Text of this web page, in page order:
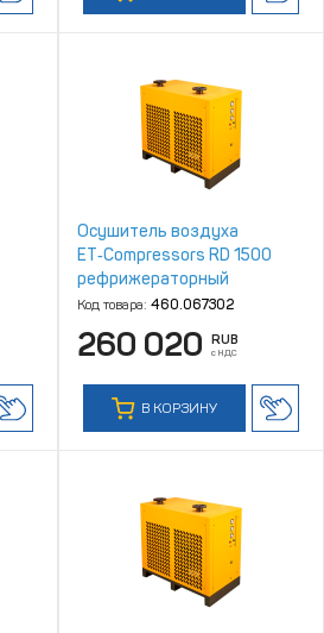
Осушитель воздуха
ET‑Compressors RD 1500
рефрижераторный
Код товара: 460.067302
260 020 RUB
с НДС
В КОРЗИНУ